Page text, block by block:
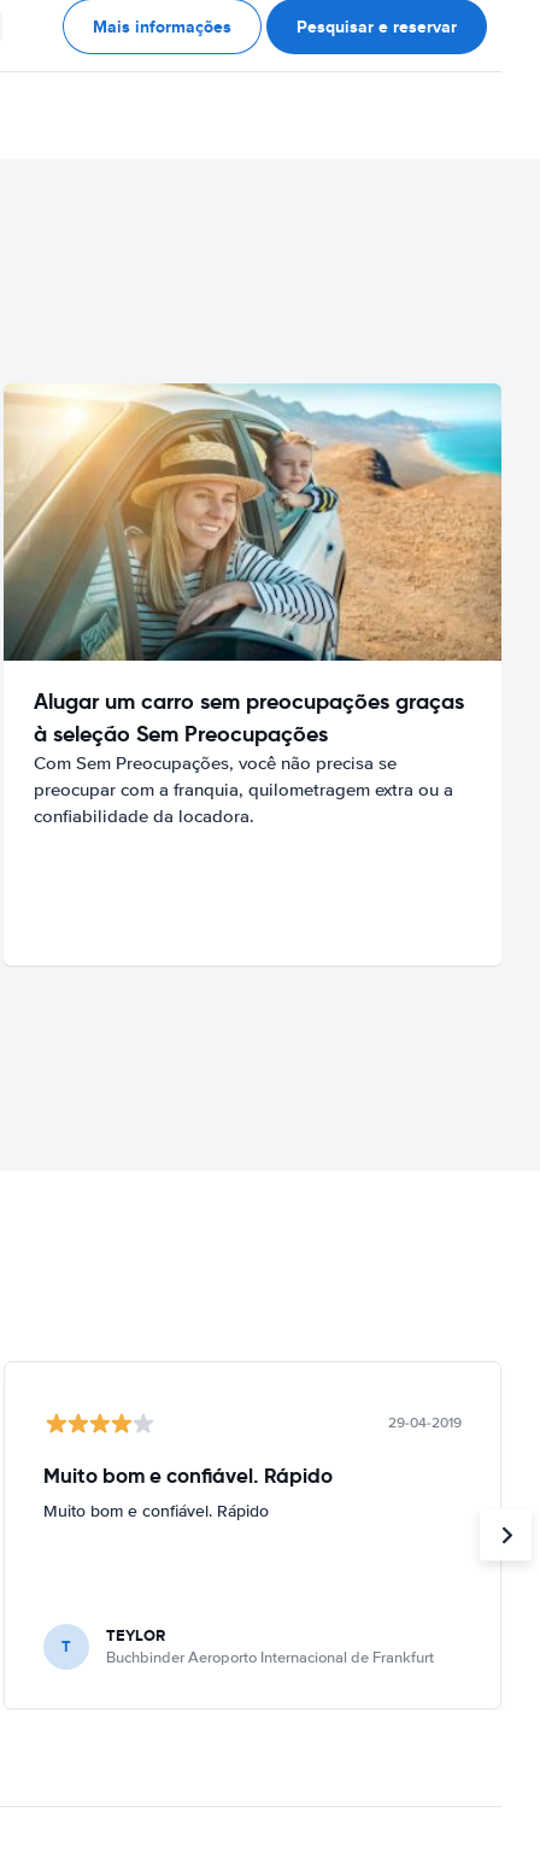
Mais informações Pesquisar e reservar
Alugar um carro sem preocupações graças
à seleção Sem Preocupações
Com Sem Preocupações, você não precisa se
preocupar com a franquia, quilometragem extra ou a
confiabilidade da locadora.
29-04-2019
Muito bom e confiável. Rápido
Muito bom e confiável. Rápido
T TEYLOR
Buchbinder Aeroporto Internacional de Frankfurt